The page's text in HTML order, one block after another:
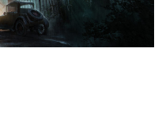
ポートマンガです。
？